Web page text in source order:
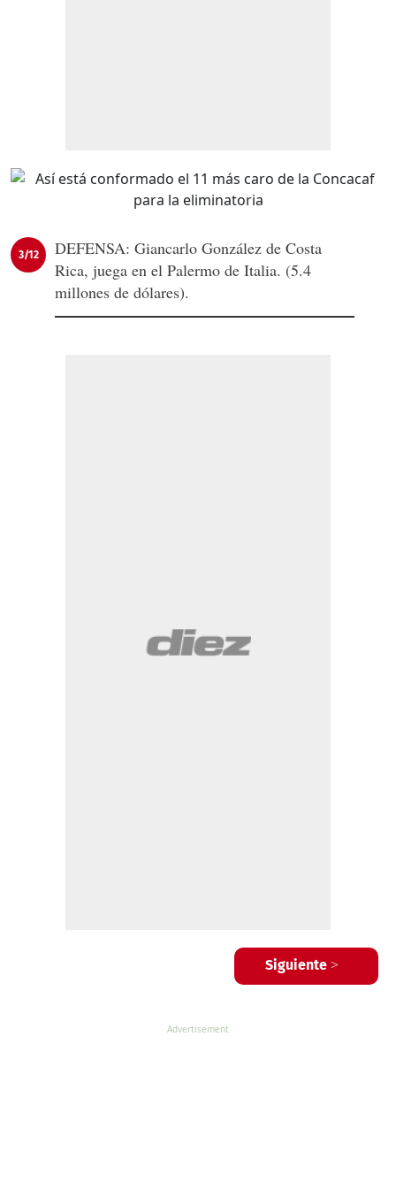
3/12
DEFENSA: Giancarlo González de Costa
Rica, juega en el Palermo de Italia. (5.4
millones de dólares).
Siguiente >